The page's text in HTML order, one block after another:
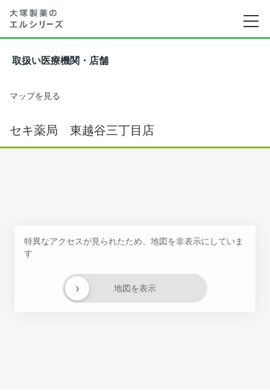
取扱い医療機関・店舗
マップを見る
セキ薬局 東越谷三丁目店
特異なアクセスが見られたため、地図を非表示にしていま
す
地図を表示
›